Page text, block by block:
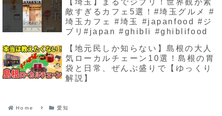
【埼玉】まるでジブリ！世界観が素
敵すぎるカフェ5選！#埼玉グルメ #
埼玉カフェ #埼玉 #japanfood #ジ
ブリ#japan #ghibli #ghiblifood
【地元民しか知らない】島根の大人
気ローカルチェーン10選！島根の胃
袋と日常、ぜんぶ盛りで【ゆっくり
解説】
Home 愛知